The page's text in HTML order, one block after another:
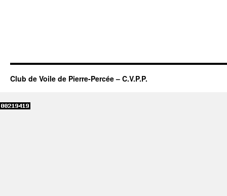
Club de Voile de Pierre-Percée – C.V.P.P.